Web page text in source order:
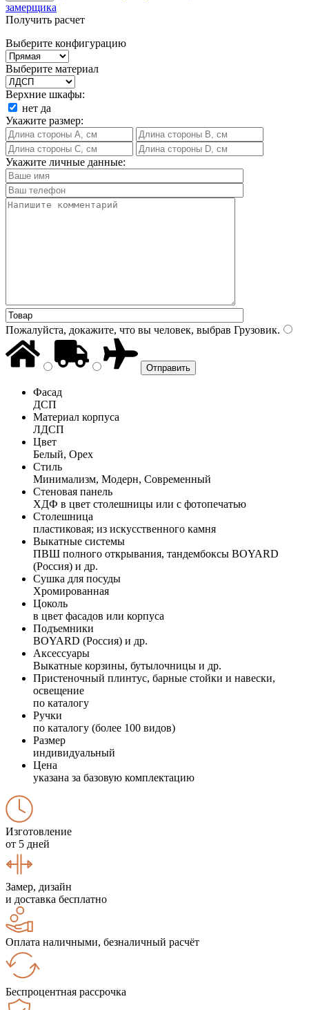
замерщика
Получить расчет
Выберите конфигурацию
Выберите материал
Верхние шкафы:
нет да
Укажите размер:
Укажите личные данные:
Пожалуйста, докажите, что вы человек, выбрав Грузовик.
Фасад
ДСП
Материал корпуса
ЛДСП
Цвет
Белый, Орех
Стиль
Минимализм, Модерн, Современный
Стеновая панель
ХДФ в цвет столешницы или с фотопечатью
Столешница
пластиковая; из искусственного камня
Выкатные системы
ПВШ полного открывания, тандембоксы BOYARD
(Россия) и др.
Сушка для посуды
Хромированная
Цоколь
в цвет фасадов или корпуса
Подъемники
BOYARD (Россия) и др.
Аксессуары
Выкатные корзины, бутылочницы и др.
Пристеночный плинтус, барные стойки и навески,
освещение
по каталогу
Ручки
по каталогу (более 100 видов)
Размер
индивидуальный
Цена
указана за базовую комплектацию
Изготовление
от 5 дней
Замер, дизайн
и доставка бесплатно
Оплата наличными, безналичный расчёт
Беспроцентная рассрочка